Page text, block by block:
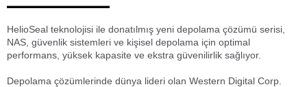
HelioSeal teknolojisi ile donatılmış yeni depolama çözümü serisi,
NAS, güvenlik sistemleri ve kişisel depolama için optimal
performans, yüksek kapasite ve ekstra güvenilirlik sağlıyor.
Depolama çözümlerinde dünya lideri olan Western Digital Corp.